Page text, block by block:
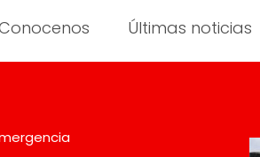
Últimas noticias